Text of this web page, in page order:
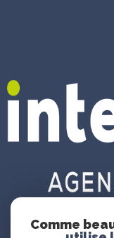
Comme